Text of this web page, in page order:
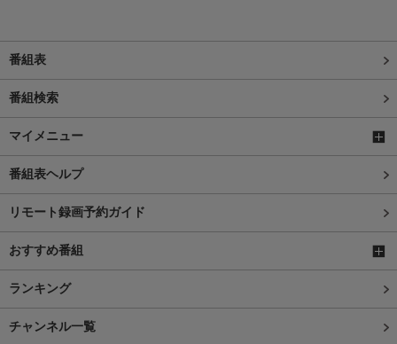
番組表
番組検索
マイメニュー
番組表ヘルプ
リモート録画予約ガイド
おすすめ番組
ランキング
チャンネル一覧